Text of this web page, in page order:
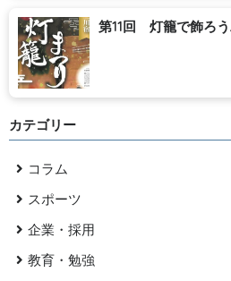
第11回 灯籠で飾ろう
カテゴリー
コラム
スポーツ
企業・採用
教育・勉強